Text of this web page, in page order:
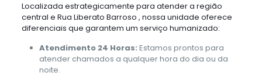
Localizada estrategicamente para atender a região
central e Rua Liberato Barroso , nossa unidade oferece
diferenciais que garantem um serviço humanizado:
Atendimento 24 Horas: Estamos prontos para
atender chamados a qualquer hora do dia ou da
noite.